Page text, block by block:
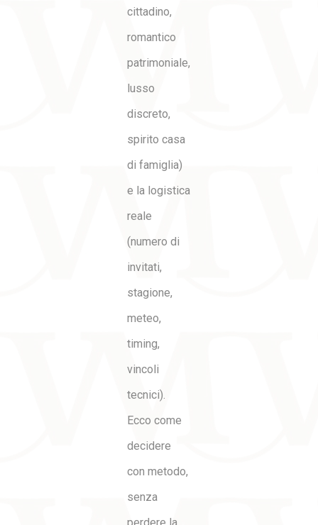
cittadino,
romantico
patrimoniale,
lusso
discreto,
spirito casa
di famiglia)
e la logistica
reale
(numero di
invitati,
stagione,
meteo,
timing,
vincoli
tecnici).
Ecco come
decidere
con metodo,
senza